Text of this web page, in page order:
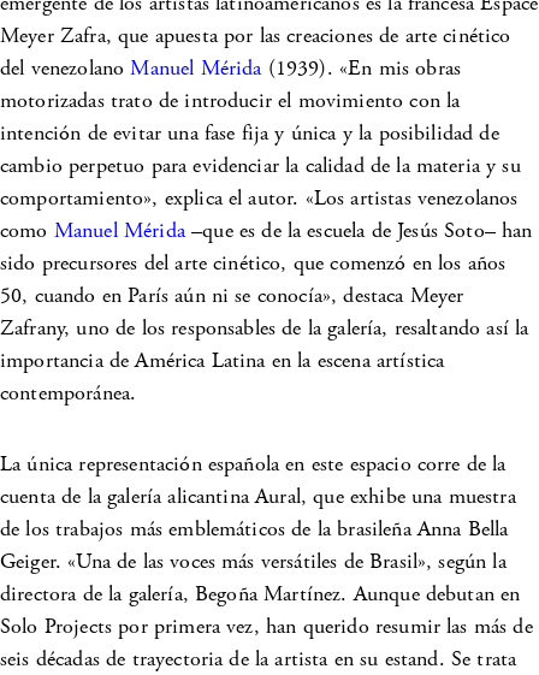
Meyer Zafra, que apuesta por las creaciones de arte cinético
del venezolanoManuel Mérida(1939). «En mis obras
motorizadas trato de introducir el movimiento con la
intención de evitar una fase fija y única y la posibilidad de
cambio perpetuo para evidenciar la calidad de la materia y su
comportamiento», explica el autor. «Los artistas venezolanos
como Manuel Mérida–que es de la escuela de Jesús Soto– han
sido precursores del arte cinético, que comenzó en los años
50, cuando en París aún ni se conocía», destaca Meyer
Zafrany, uno de los responsables de la galería, resaltando así la
importancia de América Latina en la escena artística
contemporánea.
La única representación española en este espacio corre de la
cuenta de la galería alicantinaAural, que exhibe una muestra
de los trabajos más emblemáticos de la brasileña Anna Bella
Geiger. «Una de las voces más versátiles de Brasil», según la
directora de la galería, Begoña Martínez. Aunque debutan en
Solo Projects por primera vez, han querido resumir las más de
seis décadas de trayectoria de la artista en su estand. Se trata